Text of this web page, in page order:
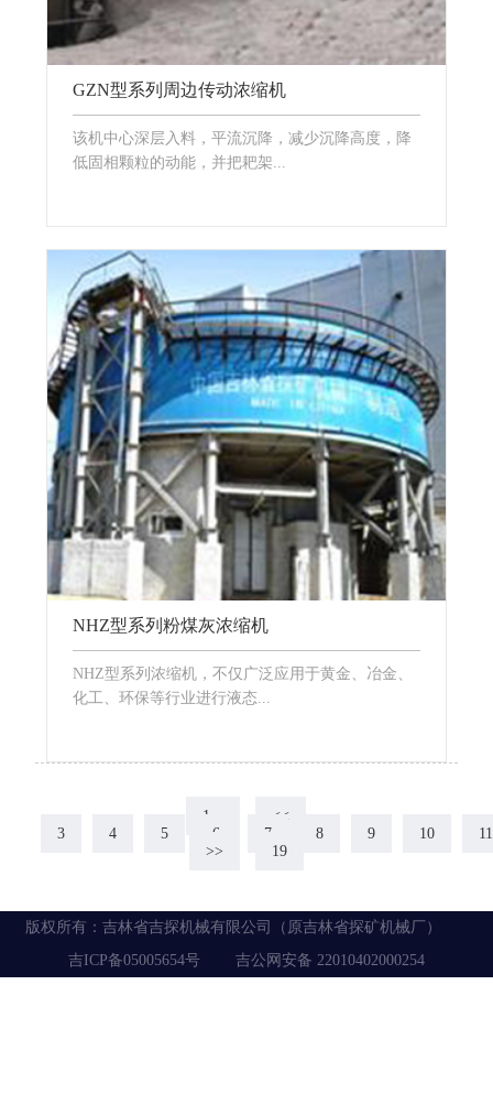
GZN型系列周边传动浓缩机
该机中心深层入料，平流沉降，减少沉降高度，降
低固相颗粒的动能，并把耙架...
NHZ型系列粉煤灰浓缩机
NHZ型系列浓缩机，不仅广泛应用于黄金、冶金、
化工、环保等行业进行液态...
1...
<<
3
4 5 6 7 8 9 10
11
>>
19
版权所有： 吉林省吉探机械有限公司（原吉林省探矿机械厂）
吉ICP备05005654号
吉公网安备 22010402000254